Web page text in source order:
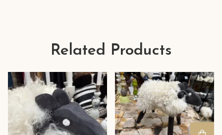
Related Products